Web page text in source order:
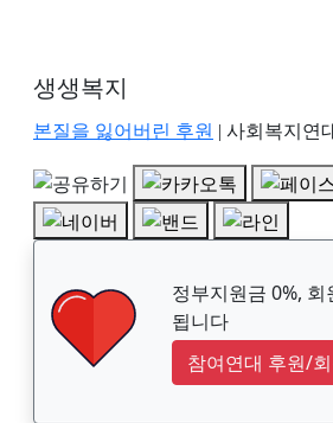
생생복지
본질을 잃어버린 후원 | 사회복지연
정부지원금 0%,
됩니다
참여연대 후원/